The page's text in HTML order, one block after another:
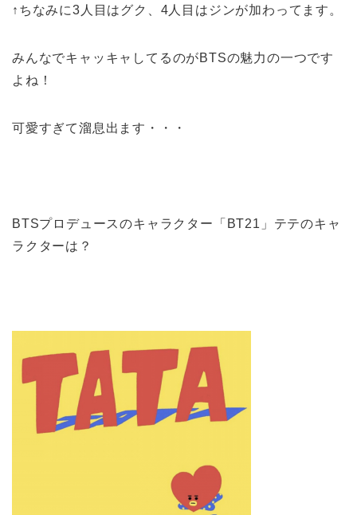
↑ちなみに3人目はグク、4人目はジンが加わってます。
みんなでキャッキャしてるのがBTSの魅力の一つです
よね！
可愛すぎて溜息出ます・・・
BTSプロデュースのキャラクター「BT21」テテのキャ
ラクターは？